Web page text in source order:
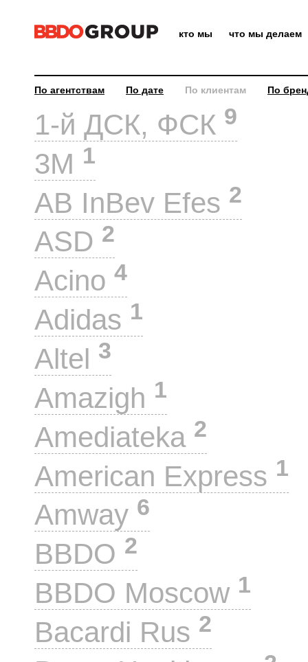
кто мы что мы делаем
По агентствам По дате По клиентам По
1-й ДСК, ФСК 9
3M 1
AB InBev Efes 2
ASD 2
Acino 4
Adidas 1
Altel 3
Amazigh 1
Amediateka 2
American Express 1
Amway 6
BBDO 2
BBDO Moscow 1
Bacardi Rus 2